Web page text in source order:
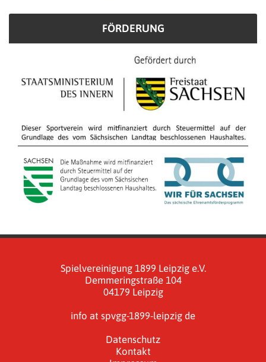
FÖRDERUNG
Spielvereinigung 1899 Leipzig e.V.
Demmeringstraße 104
04179 Leipzig
info at spvgg-1899-leipzig de
Datenschutz
Kontakt